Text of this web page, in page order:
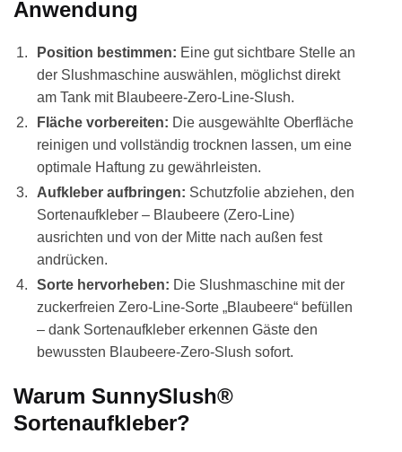
Anwendung
Position bestimmen: Eine gut sichtbare Stelle an
der Slushmaschine auswählen, möglichst direkt
am Tank mit Blaubeere-Zero-Line-Slush.
Fläche vorbereiten: Die ausgewählte Oberfläche
reinigen und vollständig trocknen lassen, um eine
optimale Haftung zu gewährleisten.
Aufkleber aufbringen: Schutzfolie abziehen, den
Sortenaufkleber – Blaubeere (Zero-Line)
ausrichten und von der Mitte nach außen fest
andrücken.
Sorte hervorheben: Die Slushmaschine mit der
zuckerfreien Zero-Line-Sorte „Blaubeere“ befüllen
– dank Sortenaufkleber erkennen Gäste den
bewussten Blaubeere-Zero-Slush sofort.
Warum SunnySlush®
Sortenaufkleber?